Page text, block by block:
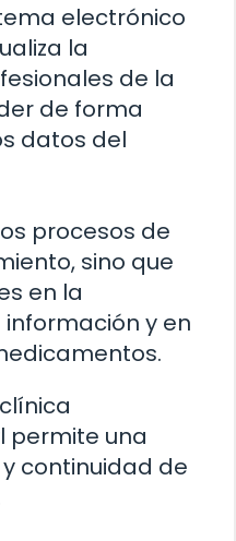
electrónico
la
de la
de forma
datos del
procesos de
sino que
en la
y en
permite una
continuidad de